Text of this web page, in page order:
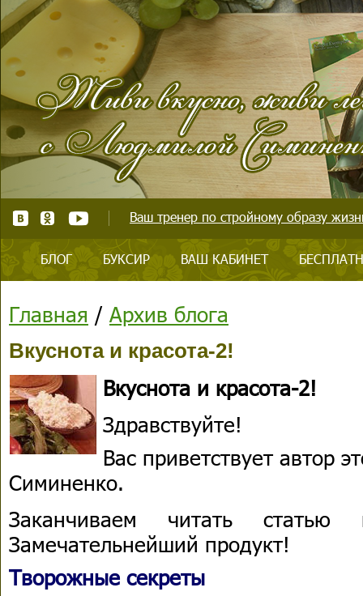
Ваш тренер по стройному образу
БЛОГ БУКСИР ВАШ КАБИНЕТ
Главная / Архив блога
Вкуснота и красота-2!
Вкуснота и красота-2!
Здравствуйте!
Вас приветствует автор
Симиненко.
Заканчиваем читать
Замечательнейший продукт!
Творожные секреты